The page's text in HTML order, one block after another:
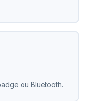
ou Bluetooth.